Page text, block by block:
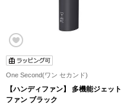
One Second(ワン セカンド)
【ハンディファン】 多機能ジェット
ファン ブラック